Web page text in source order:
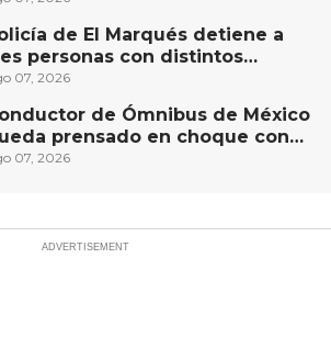
de El Marqués detiene a
personas con distintos
07, 2026
de Ómnibus de México
prensado en choque con
en San Juan del Río,
07, 2026